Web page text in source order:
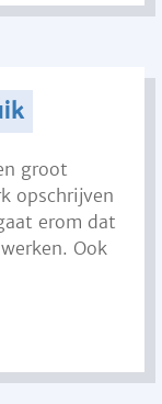
groot
opschrijven
erom dat
Ook